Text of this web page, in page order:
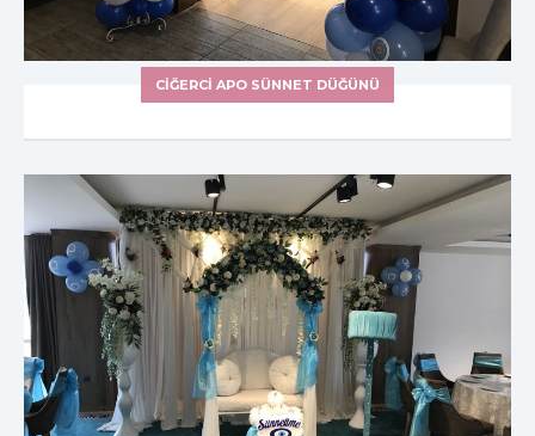
CIĞERCI APO SÜNNET DÜĞÜNÜ